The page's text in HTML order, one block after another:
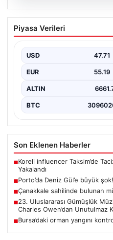
Porto’da Deniz
yıldızın evine hırsız
Piyasa Verileri
USD 47.71
EUR 55.19
ALTIN
BTC
Son Eklenen Haberler
■Koreli influencer Taksim’de
Yakalandı
■Porto’da Deniz Gül’e büyük
■Çanakkale sahilinde bulunan
■23. Uluslararası Gümüşlük
Charles Owen’dan Unutulmaz
■Bursa’daki orman yangını